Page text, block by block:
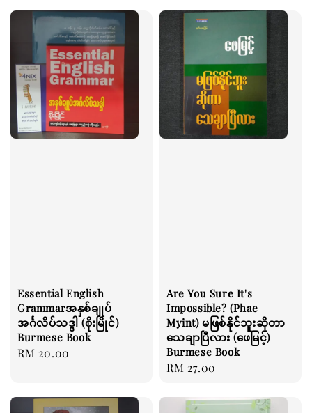
Essential English
Grammarအနှစ်ချုပ်
အင်္ဂလိပ်သဒ္ဒါ (စိုးမြိုင်)
Burmese Book
Regular
RM 20.00
Are You Sure It's
Impossible? (Phae
Myint) မဖြစ်နိုင်ဘူးဆိုတာ
သေချာပြီလား (ဖေမြင့်)
Burmese Book
Regular
RM 27.00